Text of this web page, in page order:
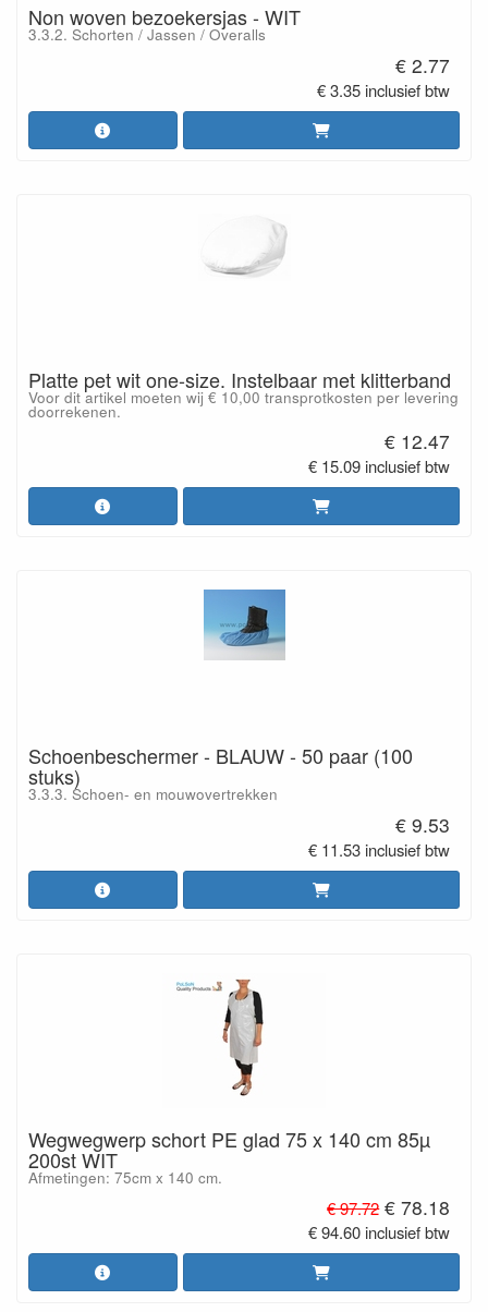
Non woven bezoekersjas - WIT
3.3.2. Schorten / Jassen / Overalls
€ 2.77
€ 3.35 inclusief btw
Platte pet wit one-size. Instelbaar met klitterband
Voor dit artikel moeten wij € 10,00 transprotkosten per levering
doorrekenen.
€ 12.47
€ 15.09 inclusief btw
Schoenbeschermer - BLAUW - 50 paar (100
stuks)
3.3.3. Schoen- en mouwovertrekken
€ 9.53
€ 11.53 inclusief btw
Wegwegwerp schort PE glad 75 x 140 cm 85µ
200st WIT
Afmetingen: 75cm x 140 cm.
€ 97.72 € 78.18
€ 94.60 inclusief btw